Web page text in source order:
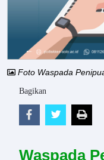
Foto Waspada
Bagikan
Waspada